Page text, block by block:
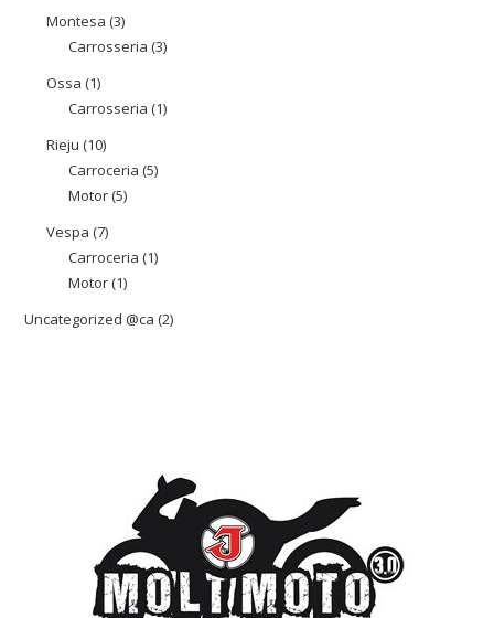
Montesa 33
productes
Carrosseria 33
Ossa 11
producte
Carrosseria 11
Rieju 1010
productes
Carroceria 55
Motor 55
Vespa 77
productes
Carroceria 11
Motor 11
producte
Uncategorized @ca 22